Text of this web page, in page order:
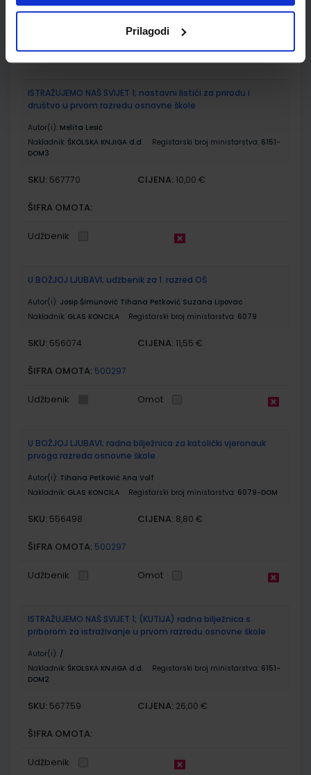
Prilagodi
Udžbenik Omot
ISTRAŽUJEMO NAŠ SVIJET 1; nastavni listići za prirodu i
društvo u prvom razredu osnovne škole
Autor(i): Melita Lesić
Nakladnik: ŠKOLSKA KNJIGA d.d. Registarski broj ministarstva: 6151-
DOM3
SKU: 567770 CIJENA: 10,00 €
ŠIFRA OMOTA:
Udžbenik
U BOŽJOJ LJUBAVI; udžbenik za 1. razred OŠ
Autor(i): Josip Šimunović Tihana Petković Suzana Lipovac
Nakladnik: GLAS KONCILA Registarski broj ministarstva: 6079
SKU: 556074 CIJENA: 11,55 €
ŠIFRA OMOTA: 500297
Udžbenik Omot
U BOŽJOJ LJUBAVI; radna bilježnica za katolički vjeronauk
prvoga razreda osnovne škole
Autor(i): Tihana Petković Ana Volf
Nakladnik: GLAS KONCILA Registarski broj ministarstva: 6079-DOM
SKU: 556498 CIJENA: 8,80 €
ŠIFRA OMOTA: 500297
Udžbenik Omot
ISTRAŽUJEMO NAŠ SVIJET 1; (KUTIJA) radna bilježnica s
priborom za istraživanje u prvom razredu osnovne škole
Autor(i): /
Nakladnik: ŠKOLSKA KNJIGA d.d. Registarski broj ministarstva: 6151-
DOM2
SKU: 567759 CIJENA: 26,00 €
ŠIFRA OMOTA:
Udžbenik